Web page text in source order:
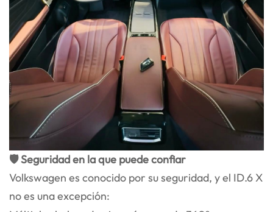
🛡️ Seguridad en la que puede confiar
Volkswagen es conocido por su seguridad, y el ID.6 X
no es una excepción: